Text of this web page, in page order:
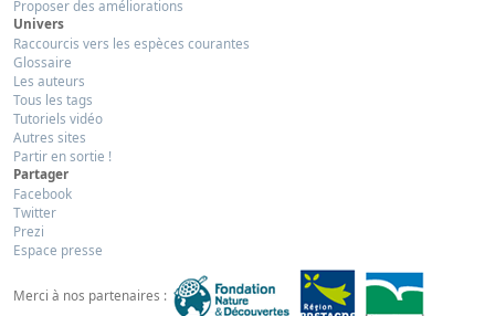
Proposer des améliorations
Univers
Raccourcis vers les espèces courantes
Glossaire
Les auteurs
Tous les tags
Tutoriels vidéo
Autres sites
Partir en sortie !
Partager
Facebook
Twitter
Prezi
Espace presse
Merci à nos partenaires :